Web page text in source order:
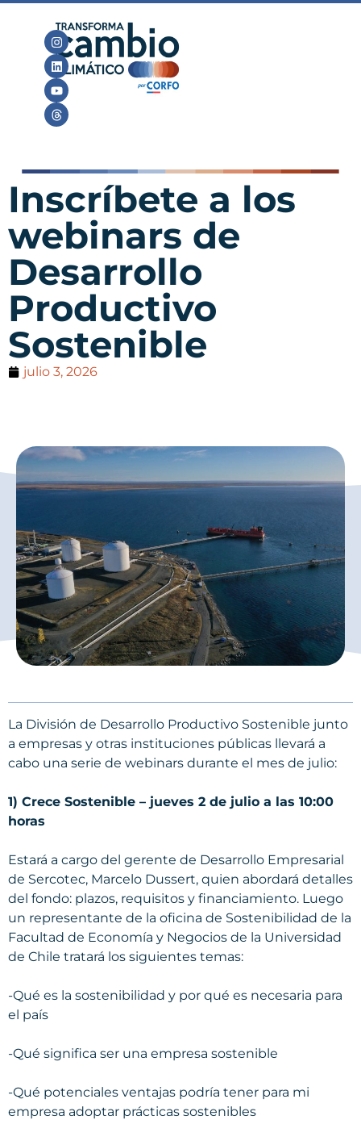
Inscríbete a los
webinars de
Desarrollo
Productivo
Sostenible
julio 3, 2026
La División de Desarrollo Productivo Sostenible junto
a empresas y otras instituciones públicas llevará a
cabo una serie de webinars durante el mes de julio:
1) Crece Sostenible – jueves 2 de julio a las 10:00
horas
Estará a cargo del gerente de Desarrollo Empresarial
de Sercotec, Marcelo Dussert, quien abordará detalles
del fondo: plazos, requisitos y financiamiento. Luego
un representante de la oficina de Sostenibilidad de la
Facultad de Economía y Negocios de la Universidad
de Chile tratará los siguientes temas:
-Qué es la sostenibilidad y por qué es necesaria para
el país
-Qué significa ser una empresa sostenible
-Qué potenciales ventajas podría tener para mi
empresa adoptar prácticas sostenibles